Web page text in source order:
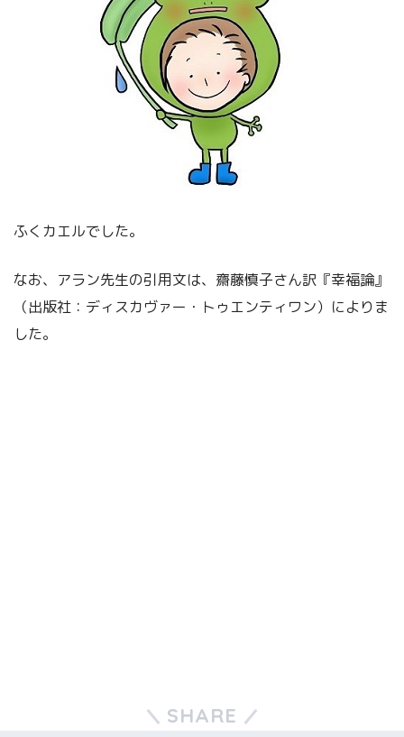
ふくカエルでした。
なお、アラン先生の引用文は、齋藤慎子さん訳『幸福論』
（出版社：ディスカヴァー・トゥエンティワン）によりま
した。
SHARE